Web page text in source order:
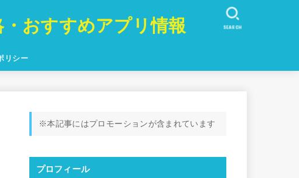
おすすめアプリ情報
リシー
SEARCH
※本記事にはプロモーションが含まれています
プロフィール